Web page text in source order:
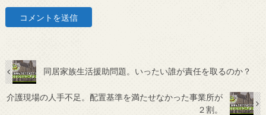
同居家族生活援助問題。いったい誰が責任を取るのか？
介護現場の人手不足。配置基準を満たせなかった事業所が
２割。